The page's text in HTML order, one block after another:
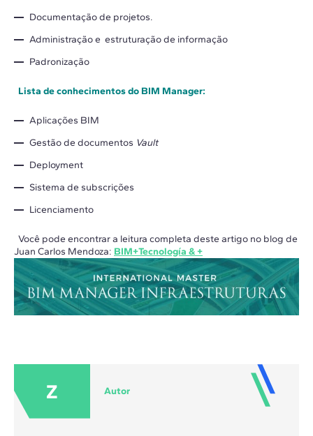
Documentação de projetos.
Administração e estruturação de informação
Padronização
Lista de conhecimentos do BIM Manager:
Aplicações BIM
Gestão de documentos Vault
Deployment
Sistema de subscrições
Licenciamento
Você pode encontrar a leitura completa deste artigo no blog de
Juan Carlos Mendoza: BIM+Tecnología & +
Z Autor